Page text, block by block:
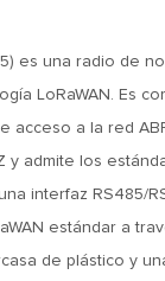
es una radio de
LoRaWAN. Es
acceso a la red
admite los
interfaz RS485/
estándar a
de plástico y